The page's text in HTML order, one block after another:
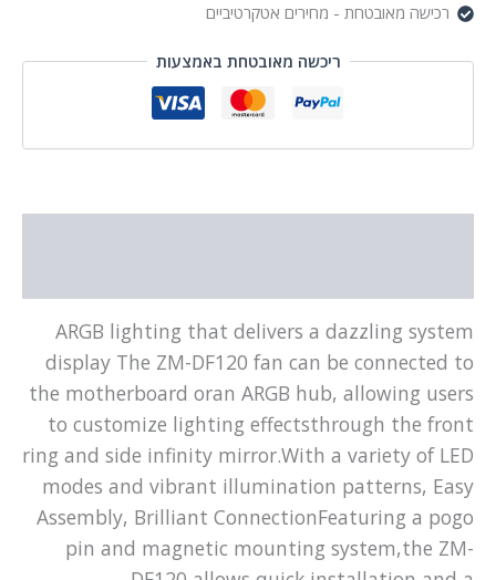
רכישה מאובטחת - מחירים אטקרטיביים
ריכשה מאובטחת באמצעות
ARGB lighting that delivers a dazzling system
display The ZM-DF120 fan can be connected to
the motherboard oran ARGB hub, allowing users
to customize lighting effectsthrough the front
ring and side infinity mirror.With a variety of LED
modes and vibrant illumination patterns, Easy
Assembly, Brilliant ConnectionFeaturing a pogo
pin and magnetic mounting system,the ZM-